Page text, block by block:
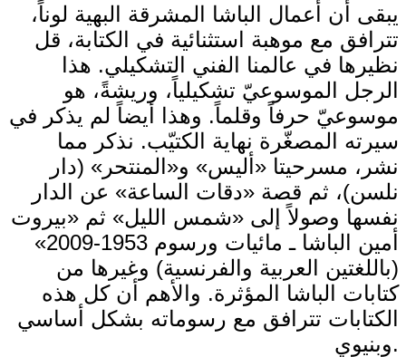
يبقى أن أعمال الباشا المشرقة البهية لوناً،
تترافق مع موهبة استثنائية في الكتابة، قل
نظيرها في عالمنا الفني التشكيلي. هذا
الرجل الموسوعيّ تشكيلياً، وريشةً، هو
موسوعيّ حرفاً وقلماً. وهذا أيضاً لم يذكر في
سيرته المصغّرة نهاية الكتيّب. نذكر مما
نشر، مسرحيتا «أليس» و«المنتحر» (دار
نلسن)، ثم قصة «دقات الساعة» عن الدار
نفسها وصولاً إلى «شمس الليل» ثم «بيروت
أمين الباشا ـ مائيات ورسوم 1953-2009»
(باللغتين العربية والفرنسية) وغيرها من
كتابات الباشا المؤثرة. والأهم أن كل هذه
الكتابات تترافق مع رسوماته بشكل أساسي
وبنيوي.